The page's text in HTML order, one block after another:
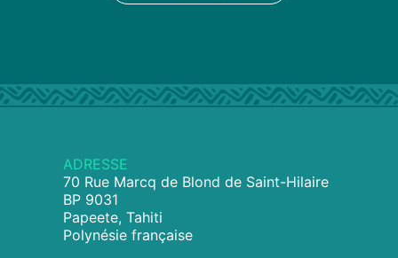
ADRESSE
70 Rue Marcq de Blond de Saint-Hilaire
BP 9031
Papeete, Tahiti
Polynésie française